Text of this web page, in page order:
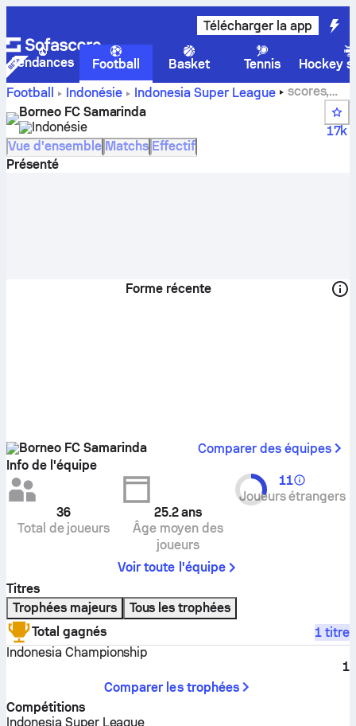
Télécharger la app
Tendances Football Basket Tennis
Hockey
Football
Indonésie Indonesia Super League
scores,
rencontres, classements et statistiques des joueurs de
Pusamania Borneo
Borneo FC Samarinda
Indonésie
17k
Vue d'ensemble Matchs Effectif
Présenté
Forme récente
Borneo FC Samarinda
Comparer des équipes
Info de l'équipe
36
Total de joueurs
25.2ans
Âge moyen des
joueurs
11
Joueurs étrangers
Voir toute l'équipe
Titres
Trophées majeurs
Tous les trophées
Total gagnés
1 titre
Indonesia Championship
1
Comparer les trophées
Compétitions
Indonesia Super League